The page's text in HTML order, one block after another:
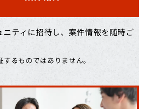
ニティに招待し、案件情報を随時ご
るものではありません。